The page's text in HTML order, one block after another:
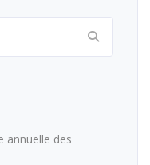
annuelle des